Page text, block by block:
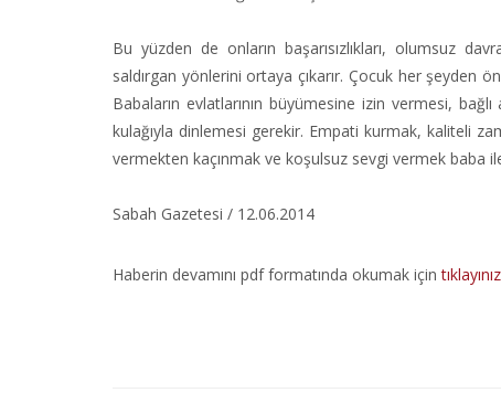
Bu yüzden de onların başarısızlıkları, olumsuz
saldırgan yönlerini ortaya çıkarır. Çocuk her şeyden
Babaların evlatlarının büyümesine izin vermesi,
kulağıyla dinlemesi gerekir. Empati kurmak, kaliteli
vermekten kaçınmak ve koşulsuz sevgi vermek baba
Sabah Gazetesi / 12.06.2014
Haberin devamını pdf formatında okumak için